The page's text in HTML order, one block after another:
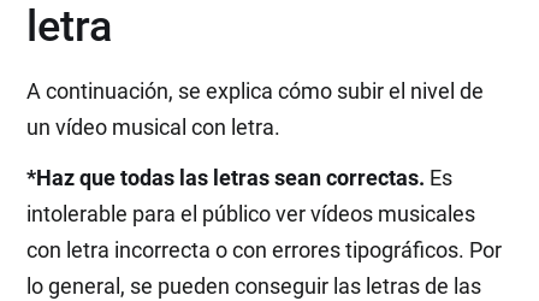
letra
A continuación, se explica cómo subir el nivel de
un vídeo musical con letra.
*Haz que todas las letras sean correctas. Es
intolerable para el público ver vídeos musicales
con letra incorrecta o con errores tipográficos. Por
lo general, se pueden conseguir las letras de las